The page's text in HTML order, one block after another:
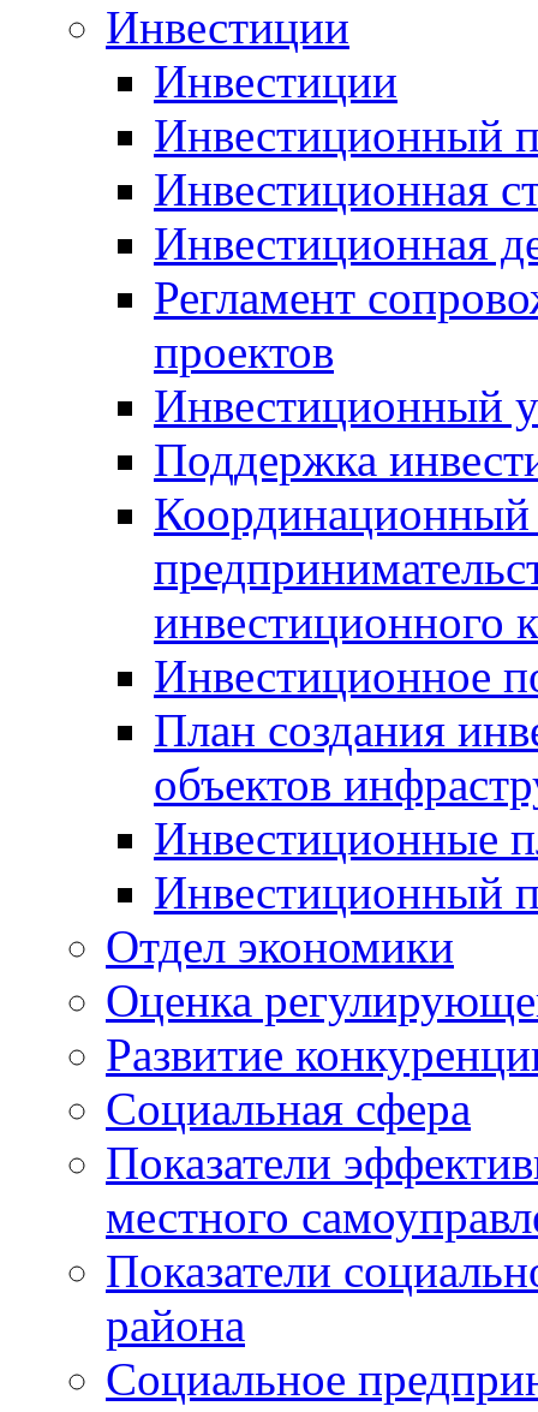
Инвестиции
Инвестиции
Инвестиционный
Инвестиционная
Инвестиционная
Регламент
проектов
Инвестиционный
Поддержка
Координационный
инвестиционного
Инвестиционное
План создания
объектов
Инвестиционные
Инвестиционный
Отдел экономики
Оценка
Развитие
Социальная сфера
Показатели
местного
Показатели
района
Социальное